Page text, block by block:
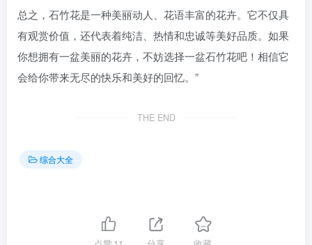
总之，石竹花是一种美丽动人、花语丰富的花卉。它不仅具
有观赏价值，还代表着纯洁、热情和忠诚等美好品质。如果
你想拥有一盆美丽的花卉，不妨选择一盆石竹花吧！相信它
会给你带来无尽的快乐和美好的回忆。”
THE END
综合大全